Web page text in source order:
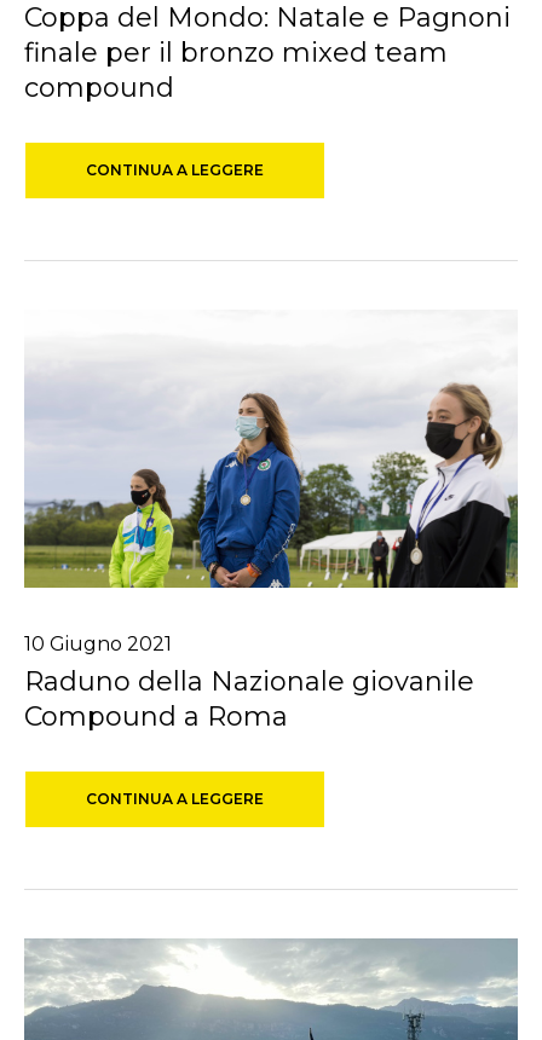
Coppa del Mondo: Natale e Pagnoni
finale per il bronzo mixed team
compound
CONTINUA A LEGGERE
10 Giugno 2021
Raduno della Nazionale giovanile
Compound a Roma
CONTINUA A LEGGERE